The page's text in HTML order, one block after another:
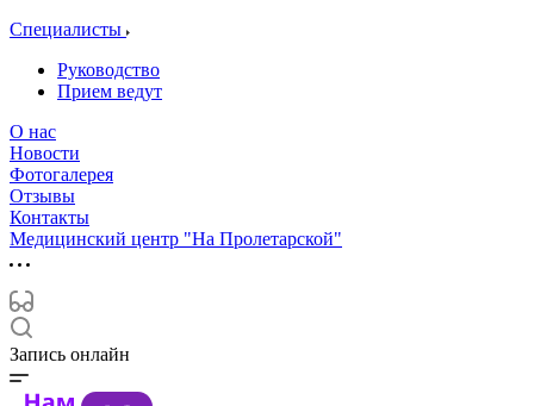
Специалисты
Руководство
Прием ведут
О нас
Новости
Фотогалерея
Отзывы
Контакты
Медицинский центр "На Пролетарской"
Запись онлайн